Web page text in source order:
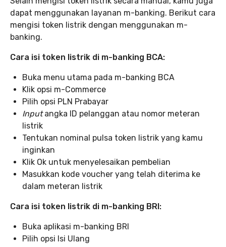
dapat menggunakan layanan m-banking. Berikut cara
mengisi token listrik dengan menggunakan m-
banking.
Cara isi token listrik di m-banking BCA:
Buka menu utama pada m-banking BCA
Klik opsi m-Commerce
Pilih opsi PLN Prabayar
Inputangka ID pelanggan atau nomor meteran
listrik
Tentukan nominal pulsa token listrik yang kamu
inginkan
Klik Ok untuk menyelesaikan pembelian
Masukkan kode voucher yang telah diterima ke
dalam meteran listrik
Cara isi token listrik di m-banking BRI:
Buka aplikasi m-banking BRI
Pilih opsi Isi Ulang